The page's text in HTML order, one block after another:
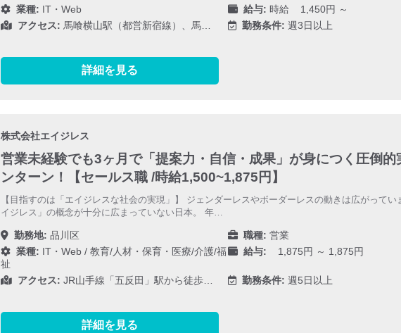
業種: IT・Web 給与: 時給 1,450円 ～
アクセス: 馬喰横山駅（都営新宿線）、馬… 勤務条件: 週3日以上
詳細を見る
株式会社エイジレス
営業未経験でも3ヶ月で「提案力・自信・成果」が身につく圧倒的
ンターン！【セールス職 /時給1,500~1,875円】
【目指すのは「エイジレスな社会の実現」】 ジェンダーレスやボーダーレスの動きは広がってい
イジレス」の概念が十分に広まっていない日本。 年…
勤務地: 品川区 職種: 営業
業種: IT・Web/ 教育/人材・保育・医療/介護/福
祉
給与: 1,875円 ～ 1,875円
アクセス: JR山手線「五反田」駅から徒歩… 勤務条件: 週5日以上
詳細を見る